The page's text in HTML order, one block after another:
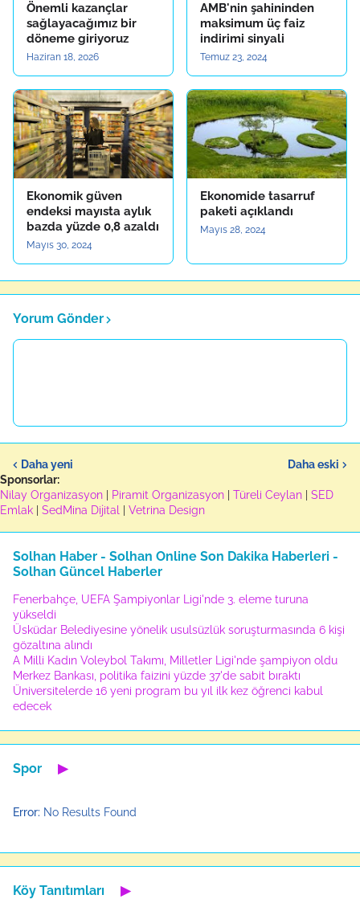
Önemli kazançlar
sağlayacağımız bir
döneme giriyoruz
Haziran 18, 2026
AMB'nin şahininden
maksimum üç faiz
indirimi sinyali
Temuz 23, 2024
Ekonomik güven
endeksi mayısta aylık
bazda yüzde 0,8 azaldı
Mayıs 30, 2024
Ekonomide tasarruf
paketi açıklandı
Mayıs 28, 2024
Yorum Gönder
Daha yeni
Daha eski
Sponsorlar:
Nilay Organizasyon
Piramit Organizasyon Türeli Ceylan
SED
Emlak
SedMina Dijital Vetrina Design
Solhan Haber - Solhan Online Son Dakika Haberleri -
Solhan Güncel Haberler
Fenerbahçe, UEFA Şampiyonlar Ligi'nde 3. eleme turuna
yükseldi
Üsküdar Belediyesine yönelik usulsüzlük soruşturmasında 6 kişi
gözaltına alındı
A Milli Kadın Voleybol Takımı, Milletler Ligi'nde şampiyon oldu
Merkez Bankası, politika faizini yüzde 37'de sabit bıraktı
Üniversitelerde 16 yeni program bu yıl ilk kez öğrenci kabul
edecek
Spor ▶
Error: No Results Found
Köy Tanıtımları ▶